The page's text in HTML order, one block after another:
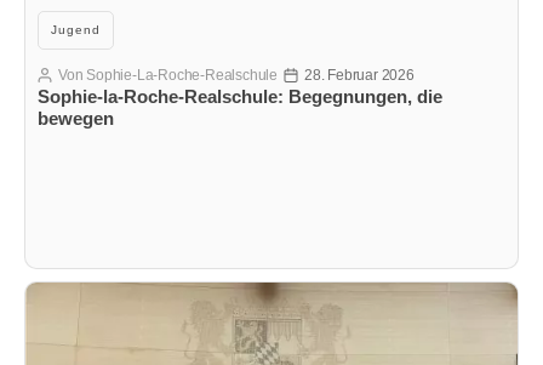
Kategorien
Jugend
Sophie-la-Roche-Realschule: Begegnungen, die
bewegen
Beitragsautor
Von Sophie-La-Roche-Realschule Veröffentlichungsdatum
28. Februar 2026